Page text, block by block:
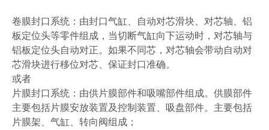
卷膜封口系统：由封口气缸、自动对芯滑块、对芯轴、铝
板定位头等零件组成，当切断气缸向下运动时，对芯轴与
铝板定位头自动对正。如果不同芯，对芯轴会带动自动对
芯滑块进行移位对芯、保证封口准确。
或者
片膜封口系统：由供片膜部件和吸嘴部件组成。供膜部件
主要包括片膜安放装置及控制装置、吸盘部件。主要包括
片膜架、气缸、转向阀组成；